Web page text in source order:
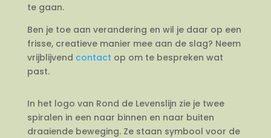
te gaan.
Ben je toe aan verandering en wil je daar op een
frisse, creatieve manier mee aan de slag? Neem
vrijblijvend contact op om te bespreken wat
past.
In het logo van Rond de Levenslijn zie je twee
spiralen in een naar binnen en naar buiten
draaiende beweging. Ze staan symbool voor de